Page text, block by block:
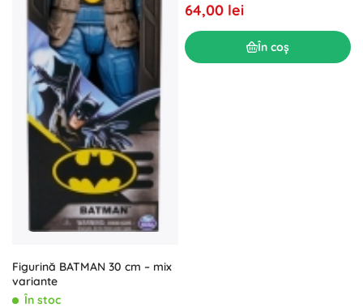
Figurină BATMAN 30 cm – mix
variante
În stoc
64,00 lei
În coș